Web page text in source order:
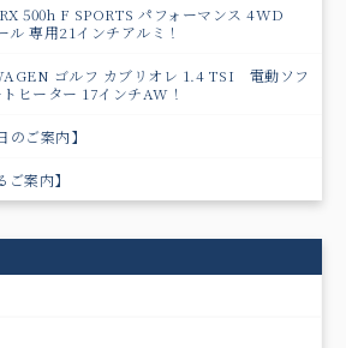
500h F SPORTS パフォーマンス 4WD
ル 専用21インチアルミ！
ゴルフ カブリオレ 1.4 TSI 電動ソフ
ヒーター 17インチAW！
のご案内】
ご案内】